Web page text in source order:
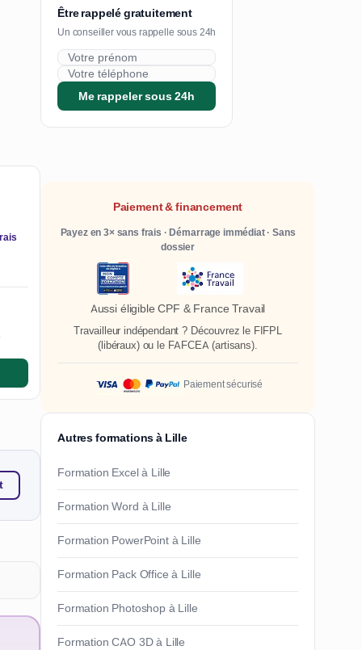
Être rappelé gratuitement
Un conseiller vous rappelle sous 24h
Me rappeler sous 24h
Paiement & financement
Payez en 3× sans frais · Démarrage immédiat · Sans
dossier
Aussi éligible CPF & France Travail
Travailleur indépendant ? Découvrez le FIFPL
(libéraux) ou le FAFCEA (artisans).
Paiement sécurisé
Autres formations à Lille
Formation Excel à Lille
Formation Word à Lille
Formation PowerPoint à Lille
Formation Pack Office à Lille
Formation Photoshop à Lille
Formation CAO 3D à Lille